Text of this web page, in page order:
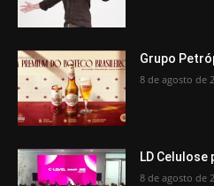
Grupo
8 de agosto de
LD Celulose
8 de agosto de